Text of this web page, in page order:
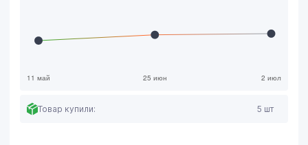
Товар купили: 5 шт